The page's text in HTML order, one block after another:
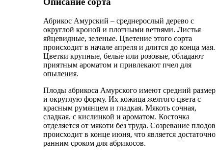
Абрикос Амурский – среднерослый дерево с
округлой кроной и плотными ветвями. Листья
яйцевидные, зеленые. Цветение этого сорта
происходит в начале апреля и длится до конца мая.
Цветки крупные, белые или розовые, обладают
приятным ароматом и привлекают пчел для
опыления.
Плоды абрикоса Амурского имеют средний размер
и округлую форму. Их кожица желтого цвета с
красным румянцем и гладкая. Мякоть сочная,
сладкая, с кислинкой и ароматом. Косточка
отделяется от мякоти без труда. Созревание плодов
происходит в конце июня, что является достаточно
ранним сроком для абрикосов.